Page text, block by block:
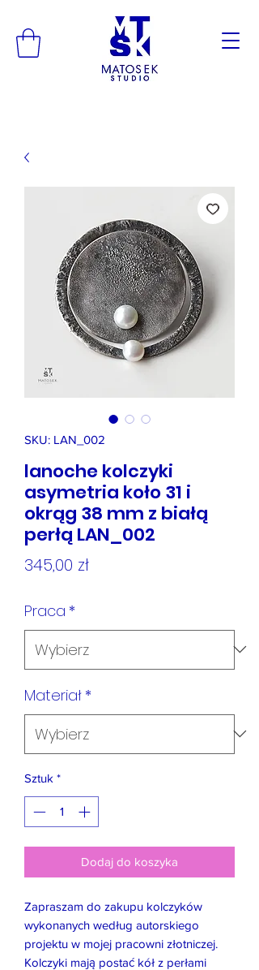
SKU: LAN_002
lanoche kolczyki
asymetria koło 31 i
okrąg 38 mm z białą
perłą LAN_002
345,00 złCena
Praca *
Materiał *
Sztuk *
Dodaj do koszyka
Zapraszam do zakupu kolczyków
wykonanych według autorskiego
projektu w mojej pracowni złotniczej.
Kolczyki mają postać kół z perłami